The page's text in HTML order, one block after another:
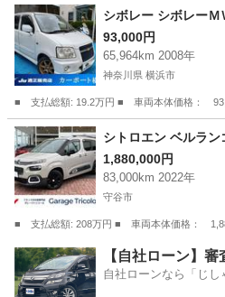
茨城 龍ケ崎市 その他
シボレー シボレーＭ
93,000円
65,964km 2008年
神奈川県 横浜市
■ 支払総額: 19.2万円 ■ 車両本体価格：
神奈川 横浜市 シトロエン ベルラン
1,880,000円
83,000km 2022年
守谷市
■ 支払総額: 208万円 ■ 車両本体価格：
茨城 守谷市 その他
【自社ローン】
自社ローンなら「じ